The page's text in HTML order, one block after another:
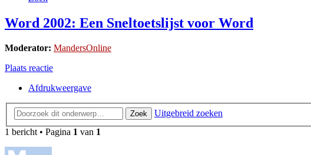
Word 2002: Een Sneltoetslijst voor Word
Moderator: MandersOnline
Plaats reactie
Afdrukweergave
Zoek
Uitgebreid zoeken
1 bericht • Pagina 1 van 1